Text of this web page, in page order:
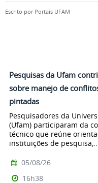
Escrito por Portais UFAM
Pesquisas da Ufam
sobre manejo de
pintadas
Pesquisadores da
(Ufam) participaram da
técnico que reúne
instituições de pesquisa,...
05/08/26
16h38